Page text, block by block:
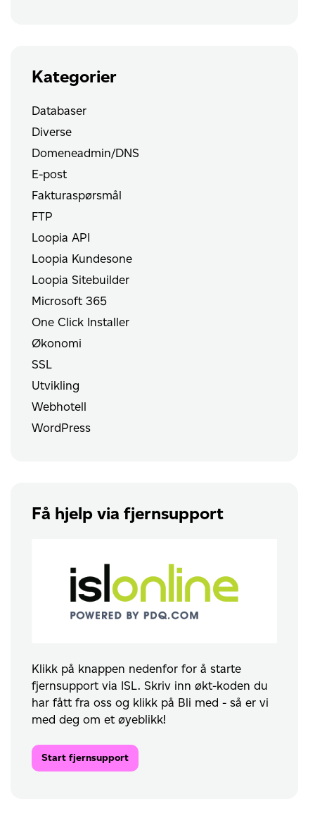
Kategorier
Databaser
Diverse
Domeneadmin/DNS
E-post
Fakturaspørsmål
FTP
Loopia API
Loopia Kundesone
Loopia Sitebuilder
Microsoft 365
One Click Installer
Økonomi
SSL
Utvikling
Webhotell
WordPress
Få hjelp via fjernsupport
Klikk på knappen nedenfor for å starte
fjernsupport via ISL. Skriv inn økt-koden du
har fått fra oss og klikk på Bli med - så er vi
med deg om et øyeblikk!
Start fjernsupport